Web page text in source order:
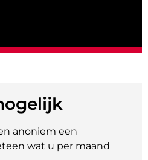
anoniem een
wat u per maand